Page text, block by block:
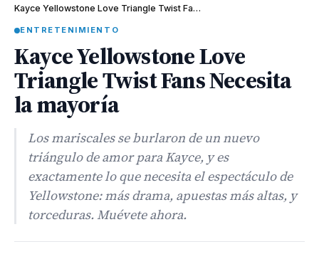
Kayce Yellowstone Love Triangle Twist Fans Necesita la mayoría
ENTRETENIMIENTO
Kayce Yellowstone Love
Triangle Twist Fans Necesita
la mayoría
Los mariscales se burlaron de un nuevo
triángulo de amor para Kayce, y es
exactamente lo que necesita el espectáculo de
Yellowstone: más drama, apuestas más altas, y
torceduras. Muévete ahora.